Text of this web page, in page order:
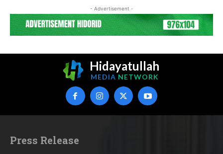
- Advertisement -
Hidayatullah
MEDIA NETWORK
Press Release